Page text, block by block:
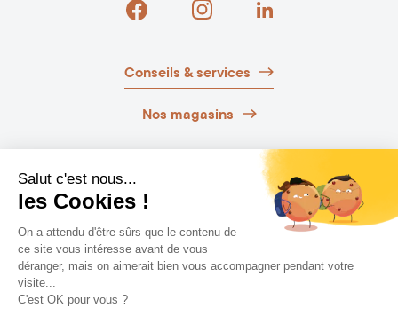
Conseils & services
Nos magasins
Nos brochures
Guide d’achat
Newsletter